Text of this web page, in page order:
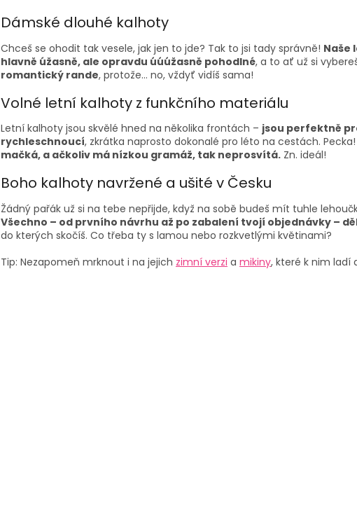
á
d
a
v
k
y
i
s
u
Dámské dlouhé kalhoty
Chceš se ohodit tak vesele, jak jen to jde? Tak to jsi tady správně! Naše
hlavně úžasně, ale opravdu úúúžasně pohodlné, a to ať už si
romantický rande, protože… no, vždyť vidíš sama!
Volné letní kalhoty z funkčního materiálu
Letní kalhoty jsou skvělé hned na několika frontách – jsou perfektně
rychleschnoucí, zkrátka naprosto dokonalé pro léto na cestách. Pecka!
mačká, a ačkoliv má nízkou gramáž, tak neprosvítá. Zn. ideál!
Boho kalhoty navržené a ušité v Česku
Žádný pařák už si na tebe nepřijde, když na sobě budeš mít tuhle
Všechno – od prvního návrhu až po zabalení tvojí objednávky –
do kterých skočíš. Co třeba ty s lamou nebo rozkvetlými květinami?
Tip: Nezapomeň mrknout i na jejich zimní verzi a mikiny, které k nim ladí